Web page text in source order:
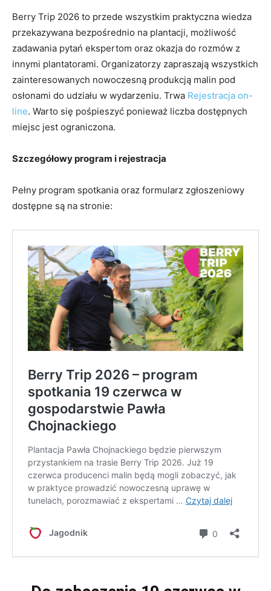
Berry Trip 2026 to przede wszystkim praktyczna wiedza
przekazywana bezpośrednio na plantacji, możliwość
zadawania pytań ekspertom oraz okazja do rozmów z
innymi plantatorami. Organizatorzy zapraszają wszystkich
zainteresowanych nowoczesną produkcją malin pod
osłonami do udziału w wydarzeniu. Trwa Rejestracja on-
line. Warto się pośpieszyć ponieważ liczba dostępnych
miejsc jest ograniczona.
Szczegółowy program i rejestracja
Pełny program spotkania oraz formularz zgłoszeniowy
dostępne są na stronie: